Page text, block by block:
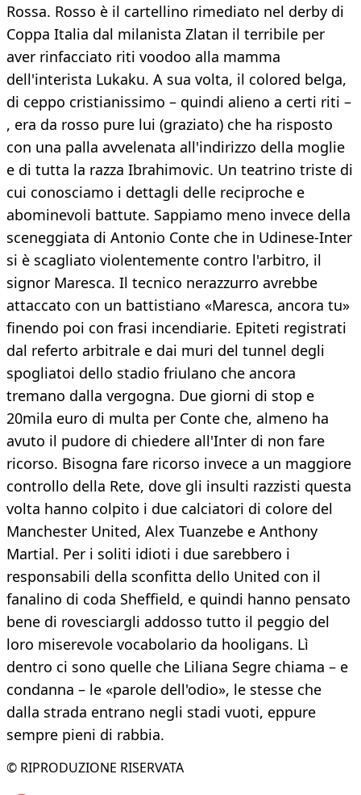
Rossa. Rosso è il cartellino rimediato nel derby di
Coppa Italia dal milanista Zlatan il terribile per
aver rinfacciato riti voodoo alla mamma
dell'interista Lukaku. A sua volta, il colored belga,
di ceppo cristianissimo – quindi alieno a certi riti –
, era da rosso pure lui (graziato) che ha risposto
con una palla avvelenata all'indirizzo della moglie
e di tutta la razza Ibrahimovic. Un teatrino triste di
cui conosciamo i dettagli delle reciproche e
abominevoli battute. Sappiamo meno invece della
sceneggiata di Antonio Conte che in Udinese-Inter
si è scagliato violentemente contro l'arbitro, il
signor Maresca. Il tecnico nerazzurro avrebbe
attaccato con un battistiano «Maresca, ancora tu»
finendo poi con frasi incendiarie. Epiteti registrati
dal referto arbitrale e dai muri del tunnel degli
spogliatoi dello stadio friulano che ancora
tremano dalla vergogna. Due giorni di stop e
20mila euro di multa per Conte che, almeno ha
avuto il pudore di chiedere all'Inter di non fare
ricorso. Bisogna fare ricorso invece a un maggiore
controllo della Rete, dove gli insulti razzisti questa
volta hanno colpito i due calciatori di colore del
Manchester United, Alex Tuanzebe e Anthony
Martial. Per i soliti idioti i due sarebbero i
responsabili della sconfitta dello United con il
fanalino di coda Sheffield, e quindi hanno pensato
bene di rovesciargli addosso tutto il peggio del
loro miserevole vocabolario da hooligans. Lì
dentro ci sono quelle che Liliana Segre chiama – e
condanna – le «parole dell'odio», le stesse che
dalla strada entrano negli stadi vuoti, eppure
sempre pieni di rabbia.
© RIPRODUZIONE RISERVATA